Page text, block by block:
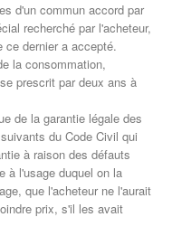
d'un commun accord par
recherché par l'acheteur,
ce dernier a accepté.
la consommation,
prescrit par deux ans à
de la garantie légale des
du Code Civil qui
à raison des défauts
à l'usage duquel on la
que l'acheteur ne l'aurait
prix, s'il les avait